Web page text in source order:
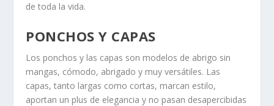
de toda la vida.
PONCHOS Y CAPAS
Los ponchos y las capas son modelos de abrigo sin
mangas, cómodo, abrigado y muy versátiles. Las
capas, tanto largas como cortas, marcan estilo,
aportan un plus de elegancia y no pasan desapercibidas